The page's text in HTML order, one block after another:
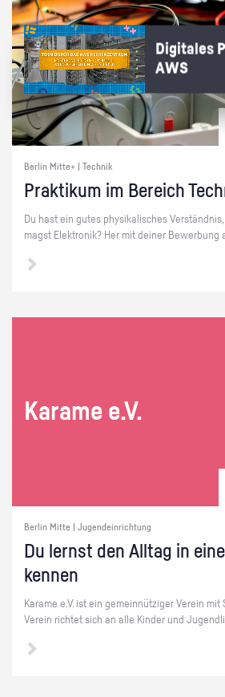
Berlin Mitte+ | Technik
Prak­ti­kum im Be­reich
Du hast ein gutes phy­si­ka­li­sches
magst Elek­tro­nik? Her mit dei­ner Be­wer­bung
Ka­ra­me e.V.
Berlin Mitte | Jugendeinrichtung
Du lernst den All­tag in
ken­nen
Ka­ra­me e.V. ist ein ge­mein­nüt­zi­ger Ver­ein
Ver­ein rich­tet sich an alle Kin­der und
Digitales
AWS